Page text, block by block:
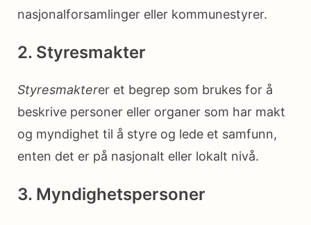
nasjonalforsamlinger eller kommunestyrer.
2. Styresmakter
Styresmakterer et begrep som brukes for å
beskrive personer eller organer som har makt
og myndighet til å styre og lede et samfunn,
enten det er på nasjonalt eller lokalt nivå.
3. Myndighetspersoner